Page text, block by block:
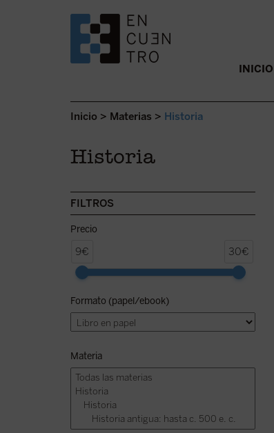
SALTAR AL CONTENIDO. INICIO
Inicio > Materias > Historia
Historia
FILTROS
Precio
9€ 30€
Formato (papel/ebook)
Materia